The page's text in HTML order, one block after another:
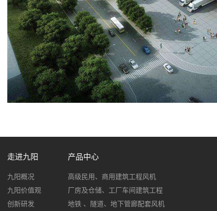
走进九阳
九阳概况
九阳价值观
创新研发
产品中心
高级民用、商用建筑工程风机
厂房及仓储、工厂车间建筑工程
地铁 、隧道、地下管廊配套风机